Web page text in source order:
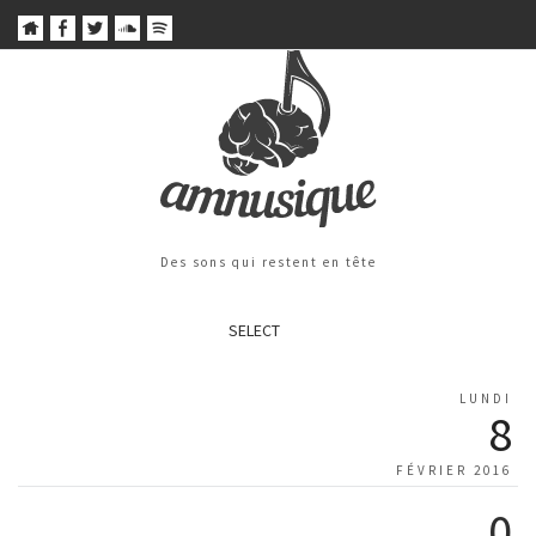
Des sons qui restent en tête
SELECT
LUNDI
8
FÉVRIER 2016